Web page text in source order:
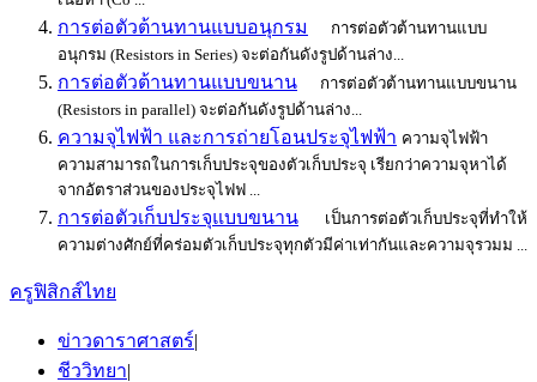
การต่อตัวต้านทานแบบอนุกรม
การต่อตัวต้านทานแบบ
อนุกรม (Resistors in Series) จะต่อกันดังรูปด้านล่าง...
การต่อตัวต้านทานแบบขนาน
การต่อตัวต้านทานแบบขนาน
(Resistors in parallel) จะต่อกันดังรูปด้านล่าง...
ความจุไฟฟ้า และการถ่ายโอนประจุไฟฟ้า ความจุไฟฟ้า
ความสามารถในการเก็บประจุของตัวเก็บประจุ เรียกว่าความจุหาได้
จากอัตราส่วนของประจุไฟฟ ...
การต่อตัวเก็บประจุแบบขนาน
เป็นการต่อตัวเก็บประจุที่ทำให้
ความต่างศักย์ที่คร่อมตัวเก็บประจุทุกตัวมีค่าเท่ากันและความจุรวมม ...
ครูฟิสิกส์ไทย
ข่าวดาราศาสตร์|
ชีววิทยา|